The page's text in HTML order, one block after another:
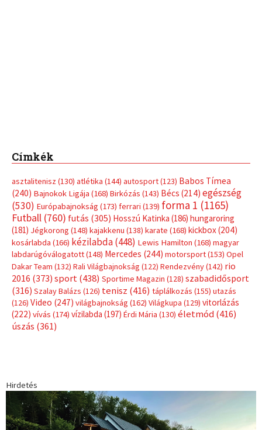
Címkék
(181)Jégkorong(148)kajakkenu(138)karate(168)kickbox(204)
kosárlabda(166) kézilabda(448) Lewis Hamilton
labdarúgóválogatott(148) Mercedes(244)
Dakar Team(132)Rali Világbajnokság(122)Rendezvény
rio